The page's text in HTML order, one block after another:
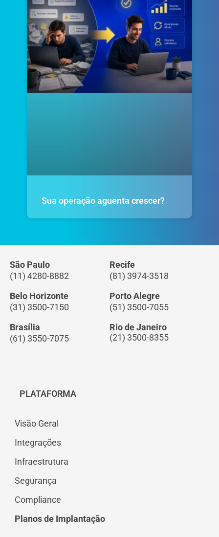
Sua operação aguenta crescer?
São Paulo
(11) 4280-8882
Recife
(81) 3974-3518
Belo Horizonte
(31) 3500-7150
Porto Alegre
(51) 3500-7055
Brasília
(61) 3550-7075
Rio de Janeiro
(21) 3500-8355
PLATAFORMA
Visão Geral
Integrações
Infraestrutura
Segurança
Compliance
Planos de Implantação